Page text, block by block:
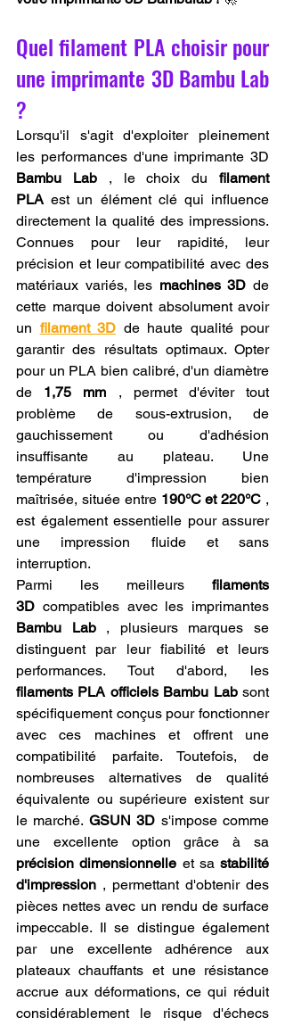
Quel filament PLA choisir pour
une imprimante 3D Bambu Lab
?
Lorsqu'il s'agit d'exploiter pleinement
Bambu Lab , le choix du filament
PLA est un élément clé qui influence
directement la qualité des impressions.
Connues pour leur rapidité, leur
précision et leur compatibilité avec des
matériaux variés, les machines 3D de
cette marque doivent absolument avoir
un filament 3D de haute qualité pour
garantir des résultats optimaux. Opter
pour un PLA bien calibré, d'un diamètre
de 1,75 mm , permet d'éviter tout
problème de sous-extrusion, de
gauchissement ou d'adhésion
insuffisante au plateau. Une
température d'impression bien
maîtrisée, située entre 190°C et 220°C ,
est également essentielle pour assurer
une impression fluide et sans
interruption.
Parmi les meilleurs filaments
3D
Bambu Lab , plusieurs marques se
distinguent par leur fiabilité et leurs
filaments PLA officiels Bambu Lab sont
spécifiquement conçus pour fonctionner
avec ces machines et offrent une
compatibilité parfaite. Toutefois, de
nombreuses alternatives de qualité
équivalente ou supérieure existent sur
le marché. GSUN 3D s'impose comme
précision dimensionnelle et sa stabilité
d'impression , permettant d'obtenir des
pièces nettes avec un rendu de surface
impeccable. Il se distingue également
par une excellente adhérence aux
plateaux chauffants et une résistance
accrue aux déformations, ce qui réduit
considérablement le risque d'échecs